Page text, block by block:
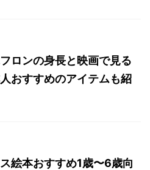
ロンの身長と映画で見る
おすすめのアイテムも紹
絵本おすすめ1歳〜6歳向